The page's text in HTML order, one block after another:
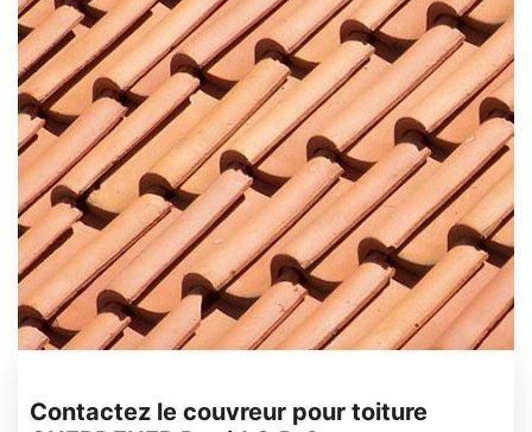
Contactez le couvreur pour toiture